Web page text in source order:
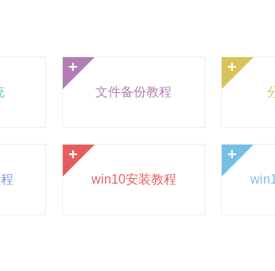
+
文件备份教程
+
+
win10安装教程
+